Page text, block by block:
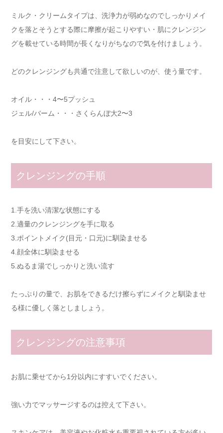
ミルク・クリームタイプは、洗浄力が弱めなのでしっかりメイ
クを落とそうとする際に摩擦が起こりやすい・肌にクレンジン
グを載せている時間が長くなりがちなので気を付けましょう。
どのクレンジングも共通で注意して欲しいのが、使う量です。
オイル・・・4〜5プッシュ
ジェル/バーム・・・さくらんぼ大2〜3
を目安にして下さい。
クレンジングの手順
1.手を洗い清潔な状態にする
2.適量のクレンジングを手に取る
3.ポイントメイク(目元・口元)に馴染ませる
4.顔全体に馴染ませる
5.ぬるま湯でしっかりと洗い流す
たっぷりの量で、お肌をできるだけ擦らずにメイクと馴染ませ
る様に優しく落としましょう。
クレンジングの注意事項
お肌に乗せてから1分以内にすすいでください。
強い力でマッサージするのは控えて下さい。